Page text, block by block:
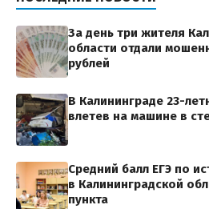
За день три жителя
области отдали
рублей
В Калининграде 23-
влетев на машине в
Средний балл ЕГЭ по
в Калининградской
пункта